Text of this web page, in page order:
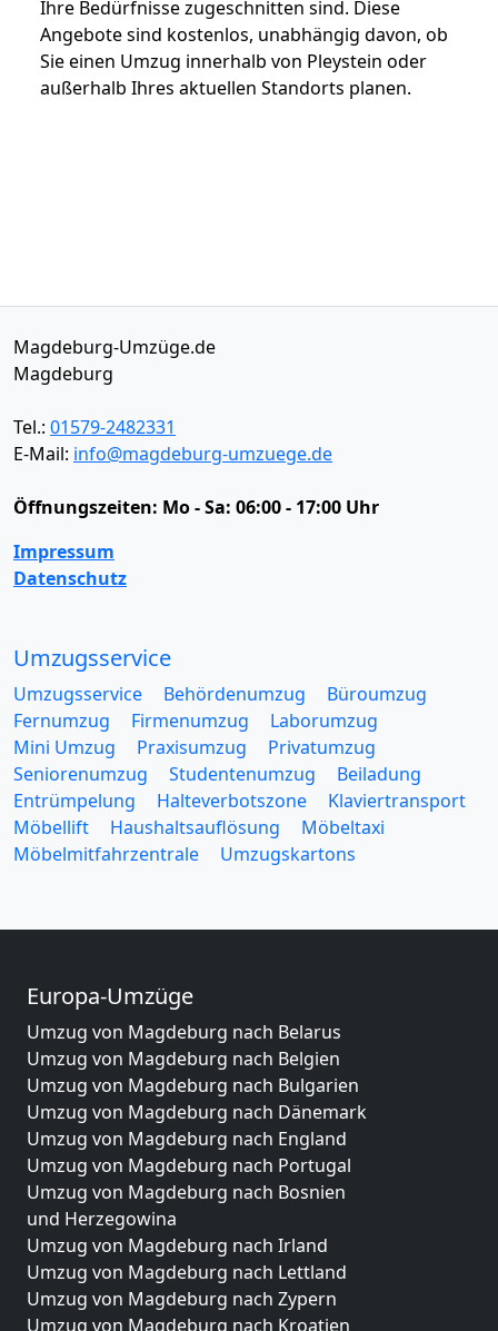
Ihre Bedürfnisse zugeschnitten sind. Diese
Angebote sind kostenlos, unabhängig davon, ob
Sie einen Umzug innerhalb von Pleystein oder
außerhalb Ihres aktuellen Standorts planen.
Magdeburg-Umzüge.de
Magdeburg
Tel.: 01579-2482331
E-Mail: info@magdeburg-umzuege.de
Öffnungszeiten: Mo - Sa: 06:00 - 17:00 Uhr
Impressum
Datenschutz
Umzugsservice
Umzugsservice Behördenumzug
Büroumzug
Fernumzug
Firmenumzug
Laborumzug
Mini Umzug
Praxisumzug
Privatumzug
Seniorenumzug
Studentenumzug
Beiladung
Entrümpelung
Halteverbotszone
Klaviertransport
Möbellift
Haushaltsauflösung
Möbeltaxi
Möbelmitfahrzentrale
Umzugskartons
Europa-Umzüge
Umzug von Magdeburg nach Belarus
Umzug von Magdeburg nach Belgien
Umzug von Magdeburg nach Bulgarien
Umzug von Magdeburg nach Dänemark
Umzug von Magdeburg nach England
Umzug von Magdeburg nach Portugal
Umzug von Magdeburg nach Bosnien
und Herzegowina
Umzug von Magdeburg nach Irland
Umzug von Magdeburg nach Lettland
Umzug von Magdeburg nach Zypern
Umzug von Magdeburg nach Kroatien